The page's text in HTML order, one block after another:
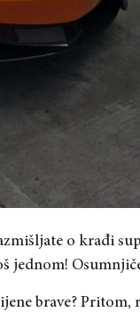
o krađi
jednom!
brave? Pritom,